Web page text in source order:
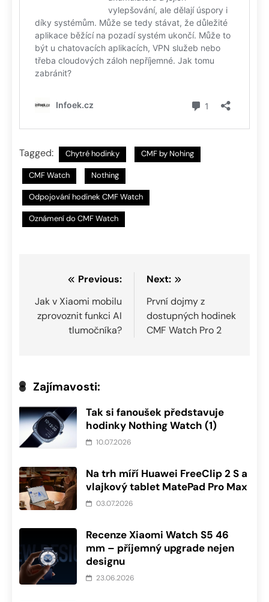
Tagged: Chytré hodinky CMF by Nohing
CMF Watch Nothing
Odpojování hodinek CMF Watch
Oznámení do CMF Watch
Navigace
pro
příspěvek
Previous:
Jak v Xiaomi mobilu
zprovoznit funkci AI
tlumočníka?
Next:
První dojmy z
dostupných hodinek
CMF Watch Pro 2
Zajímavosti:
Tak si fanoušek představuje
hodinky Nothing Watch (1)
10.07.2026
Na trh míří Huawei FreeClip 2 S a
vlajkový tablet MatePad Pro Max
03.07.2026
Recenze Xiaomi Watch S5 46
mm – příjemný upgrade nejen
designu
23.06.2026